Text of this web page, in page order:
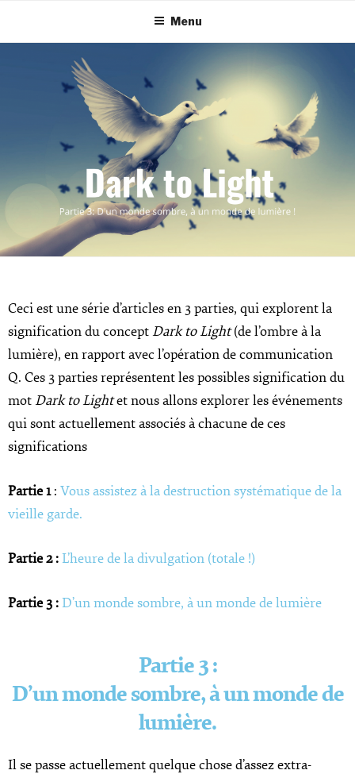
Menu
Ceci est une série d’articles en 3 parties, qui explorent la
signification du conceptDark to Light(de l’ombre à la
lumière), en rapport avec l’opération de communication
Q. Ces 3 parties représentent les possibles signification du
motDark to Lightet nous allons explorer les événements
qui sont actuellement associés à chacune de ces
significations
Partie 1: Vous assistez à la destruction systématique de la
vieille garde.
Partie 2 :L’heure de la divulgation (totale !)
Partie 3 :D’un monde sombre, à un monde de lumière
Partie 3 :
D’un monde sombre, à un monde de
lumière.
Il se passe actuellement quelque chose d’assez extra-